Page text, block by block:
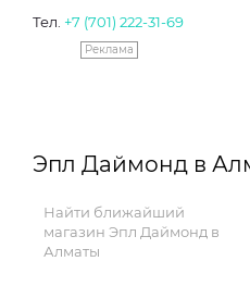
Тел. +7 (701) 222-31-69
Реклама
Эпл Даймонд в
Найти ближайший
магазин Эпл Даймонд в
Алматы